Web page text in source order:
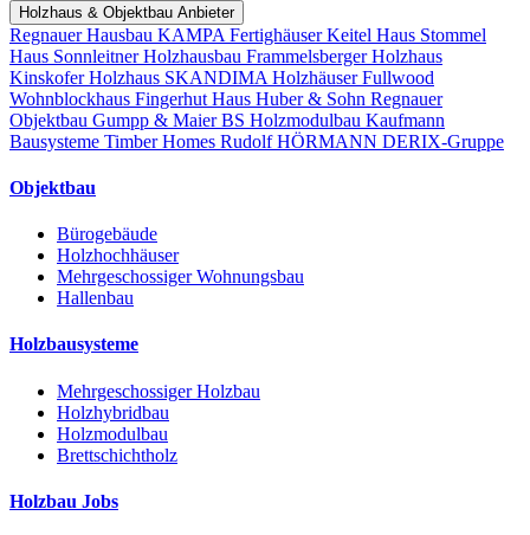
Holzhaus & Objektbau Anbieter
Regnauer Hausbau KAMPA FertighäuserKeitel Haus Stommel
Haus Sonnleitner Holzhausbau Frammelsberger Holzhaus
Kinskofer Holzhaus SKANDIMA HolzhäuserFullwood
Wohnblockhaus Fingerhut Haus Huber & Sohn Regnauer
Objektbau Gumpp & MaierBS Holzmodulbau Kaufmann
Bausysteme Timber Homes Rudolf HÖRMANN DERIX-Gruppe
Objektbau
Bürogebäude
Holzhochhäuser
Mehrgeschossiger Wohnungsbau
Hallenbau
Holzbausysteme
Mehrgeschossiger Holzbau
Holzhybridbau
Holzmodulbau
Brettschichtholz
Holzbau Jobs